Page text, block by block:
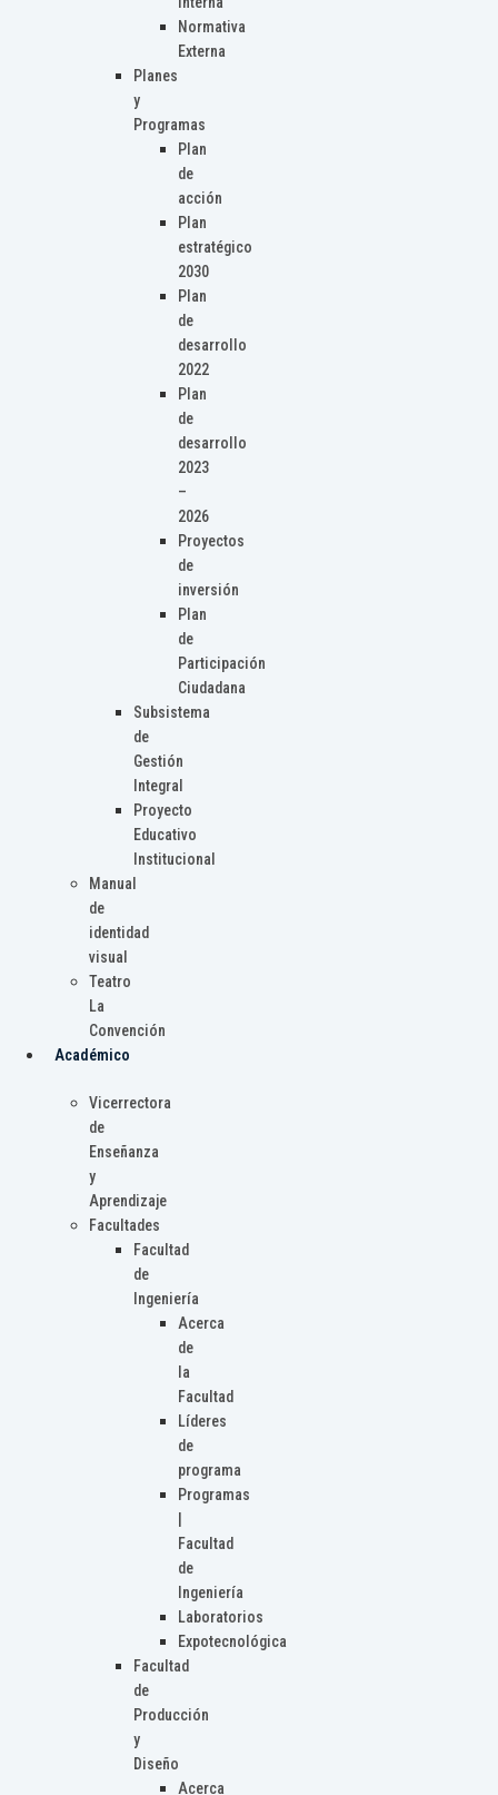
Normativa
Externa
Planes
y
Programas
Plan
de
acción
Plan
estratégico
2030
Plan
de
desarrollo
2022
Plan
de
desarrollo
2023
–
2026
Proyectos
de
inversión
Plan
de
Participación
Ciudadana
Subsistema
de
Gestión
Integral
Proyecto
Educativo
Institucional
Manual
de
identidad
visual
Teatro
La
Convención
Académico
Vicerrectora
de
Enseñanza
y
Aprendizaje
Facultades
Facultad
de
Ingeniería
Acerca
de
la
Facultad
Líderes
de
programa
Programas
Facultad
de
Ingeniería
Laboratorios
Expotecnológica
Facultad
de
Producción
y
Diseño
Acerca